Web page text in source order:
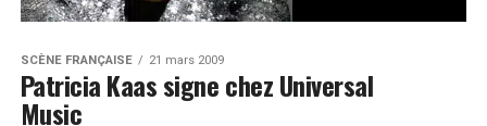
SCÈNE FRANÇAISE 21 mars 2009
Patricia Kaas signe chez Universal
Music